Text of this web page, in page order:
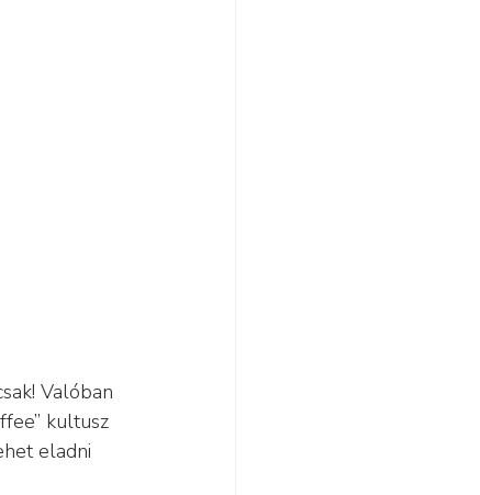
Valóban
kultusz
eladni